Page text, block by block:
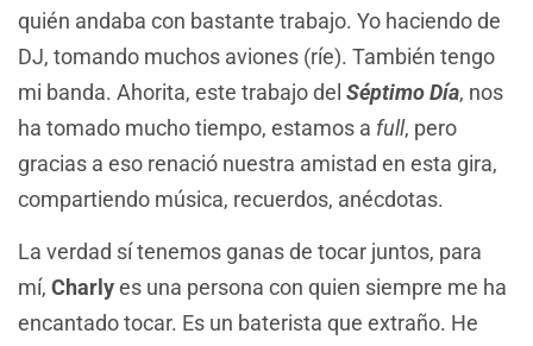
quién andaba con bastante trabajo. Yo haciendo de
DJ, tomando muchos aviones (ríe). También tengo
mi banda. Ahorita, este trabajo del Séptimo Día, nos
ha tomado mucho tiempo, estamos a full, pero
gracias a eso renació nuestra amistad en esta gira,
compartiendo música, recuerdos, anécdotas.
La verdad sí tenemos ganas de tocar juntos, para
mí, Charlyes una persona con quien siempre me ha
encantado tocar. Es un baterista que extraño. He